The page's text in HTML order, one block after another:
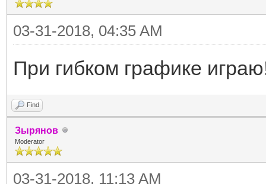
03-31-2018, 04:35 AM
При гибком графике
Find
Зырянов
Moderator
03-31-2018, 11:13 AM